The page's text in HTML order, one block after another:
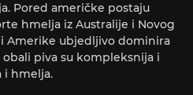
Pored američke postaju
hmelja iz Australije i Novog
Amerike ubjedljivo dominira
piva su kompleksnija i
i hmelja.